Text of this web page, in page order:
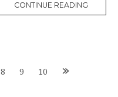
CONTINUE READING
8 9 10